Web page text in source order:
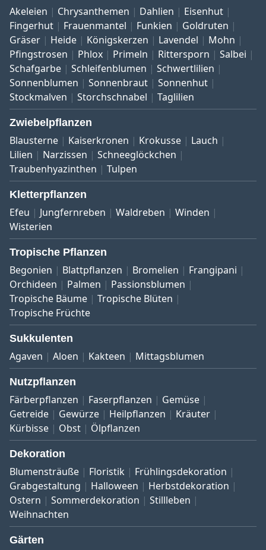
Akeleien Chrysanthemen Dahlien
Eisenhut
Fingerhut
Frauenmantel Funkien
Goldruten
Gräser
Heide Königskerzen Lavendel
Mohn
Pfingstrosen
Phlox Primeln Rittersporn
Salbei
Schafgarbe
Schleifenblumen
Schwertlilien
Sonnenblumen
Sonnenbraut
Sonnenhut
Stockmalven
Storchschnabel Taglilien
Zwiebelpflanzen
Blausterne Kaiserkronen Krokusse
Lauch
Lilien
Narzissen
Schneeglöckchen
Traubenhyazinthen
Tulpen
Kletterpflanzen
Efeu Jungfernreben Waldreben
Winden
Wisterien
Tropische Pflanzen
Begonien Blattpflanzen Bromelien
Frangipani
Orchideen
Palmen
Passionsblumen
Tropische Bäume
Tropische Blüten
Tropische Früchte
Sukkulenten
Agaven Aloen Kakteen Mittagsblumen
Nutzpflanzen
Färberpflanzen Faserpflanzen
Gemüse
Getreide
Gewürze Heilpflanzen
Kräuter
Kürbisse
Obst Ölpflanzen
Dekoration
Blumensträuße Floristik
Frühlingsdekoration
Grabgestaltung
Halloween
Herbstdekoration
Ostern
Sommerdekoration
Stillleben
Weihnachten
Gärten